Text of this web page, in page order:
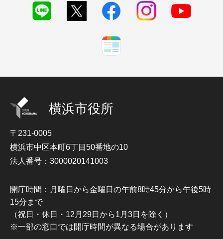
横浜市役所
〒231-0005
横浜市中区本町6丁目50番地の10
法人番号：3000020141003
開庁時間：月曜日から金曜日の午前8時45分から午後5時
15分まで
（祝日・休日・12月29日から1月3日を除く）
※一部の窓口では開庁時間が異なる場合があります